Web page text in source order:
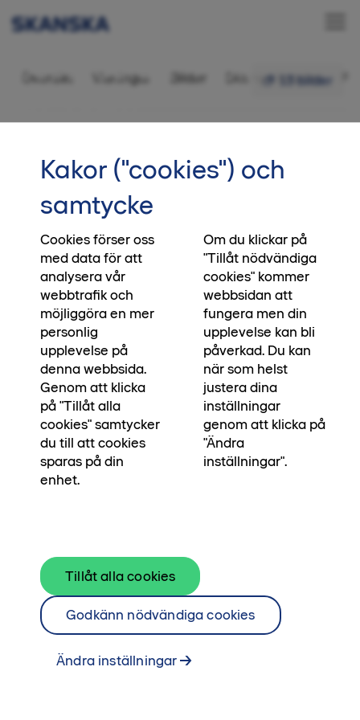
13 bilder
Bostadsrätt 4 rok,
Översikt Visningar Bilder Ditt nya kvarter
Vi skapar platser, du skapar
ögonblick
När du köper en bostad från oss, köper du direkt
från den som har byggt huset. Direkt från den
som har satt klimatmålen, direkt från den som
blandat betonggrunden och bestämt vilken
biologisk mångfald platsen ska bidra med. Ja, till
och med direkt från den som lägger asfalten
bredvid. Våra egna arkitekter och
byggingenjörer har skapat bostaden för dig som
ska stå pall i många, många år. För att du ska
kunna stå pall i din vardag, och skapa
minnesvärda ögonblick.
Läs om Platser & ögonblick här
Kakor ("cookies") och
samtycke
Cookies förser oss
med data för att
analysera vår
webbtrafik och
möjliggöra en mer
personlig
upplevelse på
denna webbsida.
Genom att klicka
på "Tillåt alla
cookies" samtycker
du till att cookies
sparas på din
enhet.
Om du klickar på
"Tillåt nödvändiga
cookies" kommer
webbsidan att
fungera men din
upplevelse kan bli
påverkad. Du kan
när som helst
justera dina
inställningar
genom att klicka på
"Ändra
inställningar".
Ändra inställningar
Godkänn nödvändiga cookies
Tillåt alla cookies